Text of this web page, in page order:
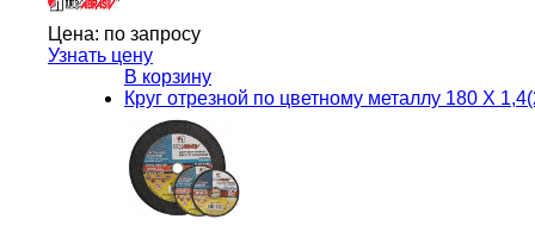
Цена: по запросу
Узнать цену
В корзину
Круг отрезной по цветному металлу 180 Х